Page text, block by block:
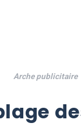
Arche publicitaire